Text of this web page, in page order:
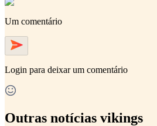
Um comentário
Login para deixar um comentário
Outras notícias vikings